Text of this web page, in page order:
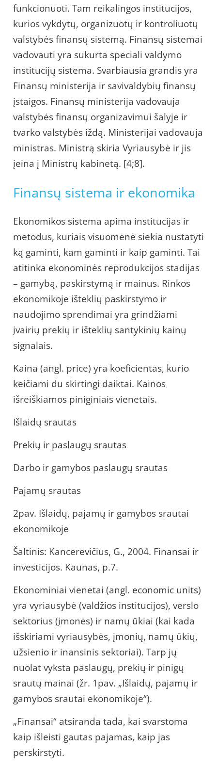
funkcionuoti. Tam reikalingos institucijos,
kurios vykdytų, organizuotų ir kontroliuotų
valstybės finansų sistemą. Finansų sistemai
vadovauti yra sukurta speciali valdymo
institucijų sistema. Svarbiausia grandis yra
Finansų ministerija ir savivaldybių finansų
įstaigos. Finansų ministerija vadovauja
valstybės finansų organizavimui šalyje ir
tvarko valstybės iždą. Ministerijai vadovauja
ministras. Ministrą skiria Vyriausybė ir jis
įeina į Ministrų kabinetą. [4;8].
Finansų sistema ir ekonomika
Ekonomikos sistema apima institucijas ir
metodus, kuriais visuomenė siekia nustatyti
ką gaminti, kam gaminti ir kaip gaminti. Tai
atitinka ekonominės reprodukcijos stadijas
– gamybą, paskirstymą ir mainus. Rinkos
ekonomikoje išteklių paskirstymo ir
naudojimo sprendimai yra grindžiami
įvairių prekių ir išteklių santykinių kainų
signalais.
Kaina (angl. price) yra koeficientas, kurio
keičiami du skirtingi daiktai. Kainos
išreiškiamos piniginiais vienetais.
Išlaidų srautas
Prekių ir paslaugų srautas
Darbo ir gamybos paslaugų srautas
Pajamų srautas
2pav. Išlaidų, pajamų ir gamybos srautai
ekonomikoje
Šaltinis: Kancerevičius, G., 2004. Finansai ir
investicijos. Kaunas, p.7.
Ekonominiai vienetai (angl. economic units)
yra vyriausybė (valdžios institucijos), verslo
sektorius (įmonės) ir namų ūkiai (kai kada
išskiriami vyriausybės, įmonių, namų ūkių,
užsienio ir inansinis sektoriai). Tarp jų
nuolat vyksta paslaugų, prekių ir pinigų
srautų mainai (žr. 1pav. „Išlaidų, pajamų ir
gamybos srautai ekonomikoje“).
„Finansai“ atsiranda tada, kai svarstoma
kaip išleisti gautas pajamas, kaip jas
perskirstyti.